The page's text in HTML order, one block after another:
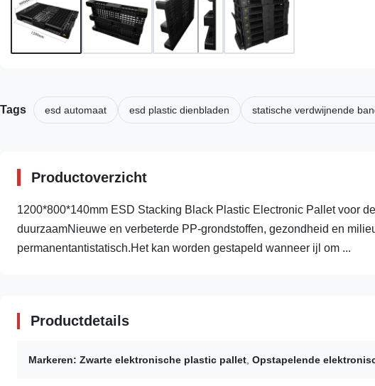
Tags esd automaat esd plastic dienbladen statische verdwijnende
Productoverzicht
1200*800*140mm ESD Stacking Black Plastic Electronic Pallet voor
duurzaamNieuwe en verbeterde PP-grondstoffen, gezondheid en
permanentantistatisch.Het kan worden gestapeld wanneer ijl om ...
Productdetails
Markeren: Zwarte elektronische plastic pallet Opstapelende